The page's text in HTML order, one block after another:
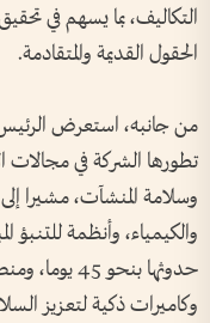
التكاليف، بما يسهم في
الحقول القديمة والمتقادمة.
تطورها الشركة في مجالات
وسلامة المنشآت، مشيرا
والكيمياء، وأنظمة
حدوثها بنحو
وكاميرات ذكية لتعزيز